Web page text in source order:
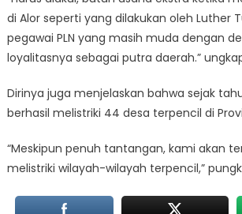
di Alor seperti yang dilakukan oleh Luther
pegawai PLN yang masih muda dengan
loyalitasnya sebagai putra daerah.”
Dirinya juga menjelaskan bahwa sejak
berhasil melistriki 44 desa terpencil di
“Meskipun penuh tantangan, kami akan
melistriki wilayah-wilayah terpencil,”